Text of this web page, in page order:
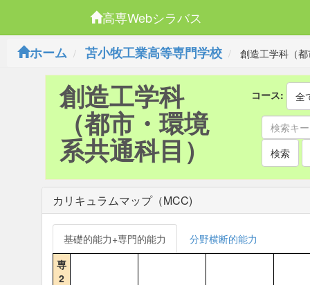
高専Webシラバス
ホーム
苫小牧工業高等専門学校 創造工学科（
創造工学科
（都市・環境
系共通科目）
コース: 全
検索
カリキュラムマップ（MCC)
基礎的能力+専門的能力
分野横断的能力
専
2